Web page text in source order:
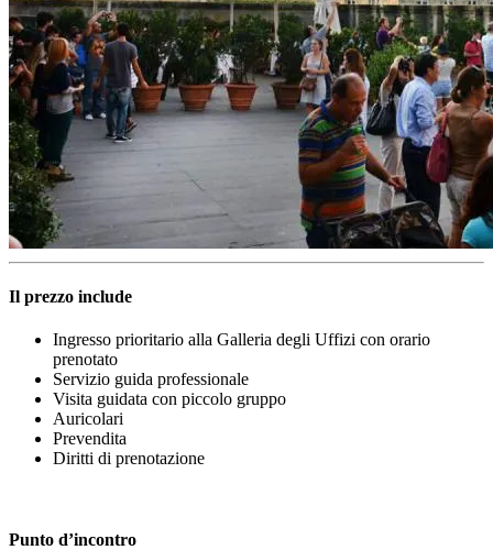
Il prezzo include
Ingresso prioritario alla Galleria degli Uffizi con orario
prenotato
Servizio guida professionale
Visita guidata con piccolo gruppo
Auricolari
Prevendita
Diritti di prenotazione
Punto d’incontro